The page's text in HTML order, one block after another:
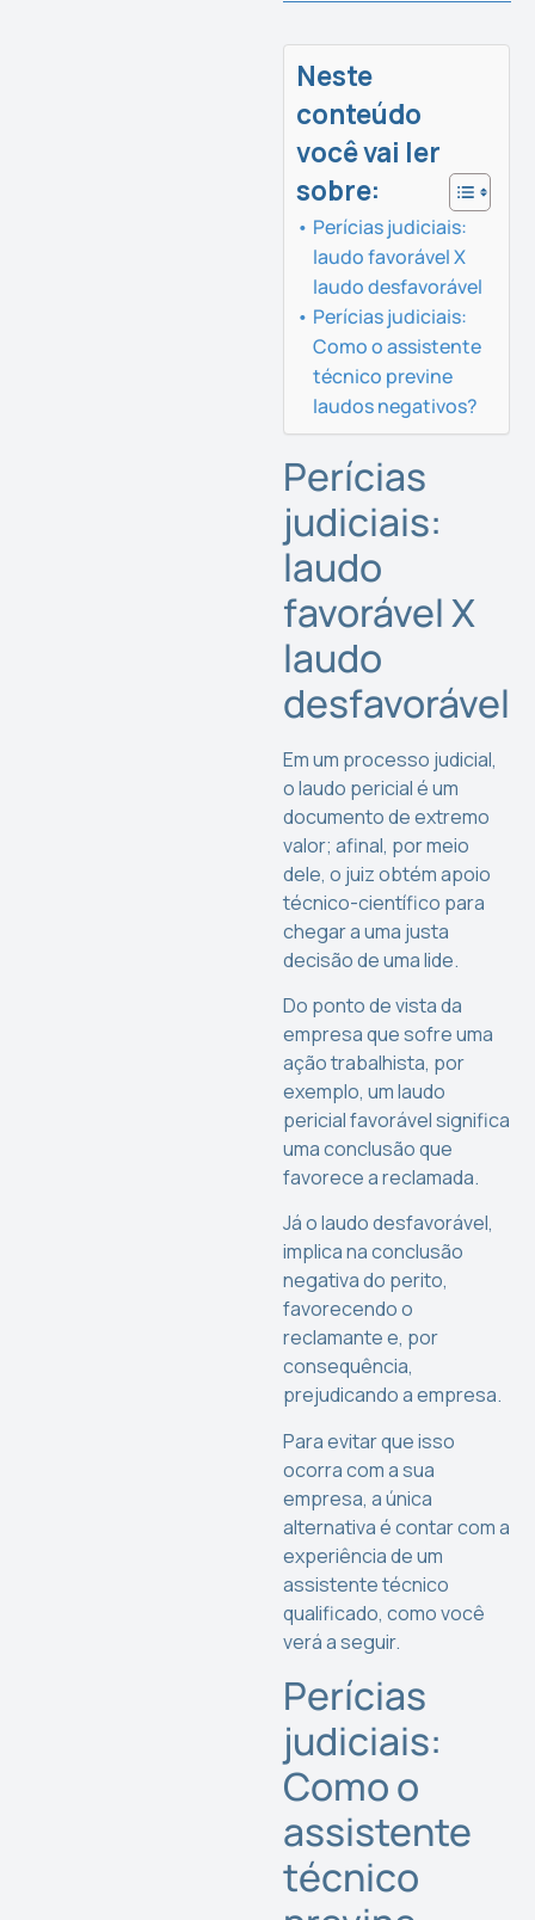
Neste
conteúdo
você vai ler
sobre:
Perícias judiciais:
laudo favorável X
laudo desfavorável
Perícias judiciais:
Como o assistente
técnico previne
laudos negativos?
Perícias
judiciais:
laudo
favorável X
laudo
desfavorável
Em um processo judicial,
o laudo pericial é um
documento de extremo
valor; afinal, por meio
dele, o juiz obtém apoio
técnico-científico para
chegar a uma justa
decisão de uma lide.
Do ponto de vista da
empresa que sofre uma
ação trabalhista, por
exemplo, um laudo
pericial favorável significa
uma conclusão que
favorece a reclamada.
Já o laudo desfavorável,
implica na conclusão
negativa do perito,
favorecendo o
reclamante e, por
consequência,
prejudicando a empresa.
Para evitar que isso
ocorra com a sua
empresa, a única
alternativa é contar com a
experiência de um
assistente técnico
qualificado, como você
verá a seguir.
Perícias
judiciais:
Como o
assistente
técnico